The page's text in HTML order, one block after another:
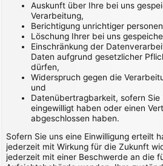
Auskunft über Ihre bei uns
Verarbeitung,
Berichtigung unrichtiger
Löschung Ihrer bei uns
Einschränkung der
Daten aufgrund gesetzlicher
dürfen,
Widerspruch gegen die
und
Datenübertragbarkeit, sofern
eingewilligt haben oder einen
abgeschlossen haben.
Sofern Sie uns eine Einwilligung erteilt
jederzeit mit Wirkung für die Zukunft
jederzeit mit einer Beschwerde an die